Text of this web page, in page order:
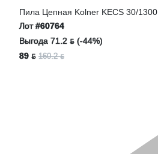
Пила Цепная Kolner KECS 30/1300
Лот#60764
Выгода 71.2 ƃ (-44%)
89 ƃ 160.2 ƃ